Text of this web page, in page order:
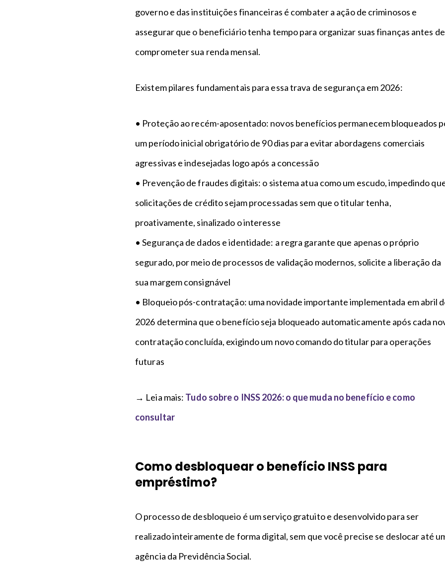
governo e das instituições financeiras é combater a ação de criminosos e
assegurar que o beneficiário tenha tempo para organizar suas finanças antes de
comprometer sua renda mensal.
Existem pilares fundamentais para essa trava de segurança em 2026:
• Proteção ao recém-aposentado: novos benefícios permanecem bloqueados
um período inicial obrigatório de 90 dias para evitar abordagens comerciais
agressivas e indesejadas logo após a concessão
• Prevenção de fraudes digitais: o sistema atua como um escudo, impedindo
solicitações de crédito sejam processadas sem que o titular tenha,
proativamente, sinalizado o interesse
• Segurança de dados e identidade: a regra garante que apenas o próprio
segurado, por meio de processos de validação modernos, solicite a liberação da
sua margem consignável
• Bloqueio pós-contratação: uma novidade importante implementada em abril
2026 determina que o benefício seja bloqueado automaticamente após cada
contratação concluída, exigindo um novo comando do titular para operações
futuras
→ Leia mais: Tudo sobre o INSS 2026: o que muda no benefício e como
consultar
Como desbloquear o benefício INSS para
empréstimo?
O processo de desbloqueio é um serviço gratuito e desenvolvido para ser
realizado inteiramente de forma digital, sem que você precise se deslocar até
agência da Previdência Social.